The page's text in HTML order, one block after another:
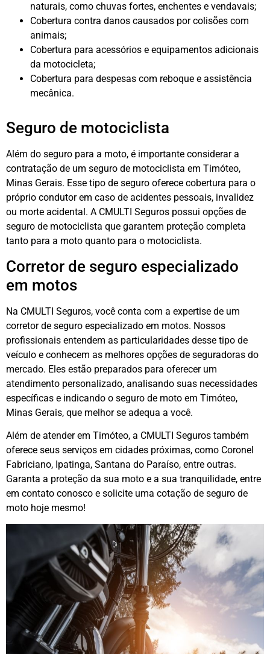
naturais, como chuvas fortes, enchentes e vendavais;
Cobertura contra danos causados por colisões com
animais;
Cobertura para acessórios e equipamentos adicionais
da motocicleta;
Cobertura para despesas com reboque e assistência
mecânica.
Seguro de motociclista
Além do seguro para a moto, é importante considerar a
contratação de um seguro de motociclista em Timóteo,
Minas Gerais. Esse tipo de seguro oferece cobertura para o
próprio condutor em caso de acidentes pessoais, invalidez
ou morte acidental. A CMULTI Seguros possui opções de
seguro de motociclista que garantem proteção completa
tanto para a moto quanto para o motociclista.
Corretor de seguro especializado
em motos
Na CMULTI Seguros, você conta com a expertise de um
corretor de seguro especializado em motos. Nossos
profissionais entendem as particularidades desse tipo de
veículo e conhecem as melhores opções de seguradoras do
mercado. Eles estão preparados para oferecer um
atendimento personalizado, analisando suas necessidades
específicas e indicando o seguro de moto em Timóteo,
Minas Gerais, que melhor se adequa a você.
Além de atender em Timóteo, a CMULTI Seguros também
oferece seus serviços em cidades próximas, como Coronel
Fabriciano, Ipatinga, Santana do Paraíso, entre outras.
Garanta a proteção da sua moto e a sua tranquilidade, entre
em contato conosco e solicite uma cotação de seguro de
moto hoje mesmo!